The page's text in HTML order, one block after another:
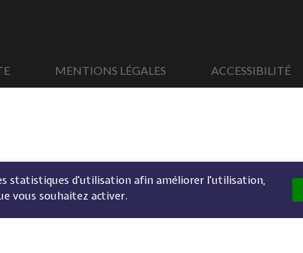
statistiques d'utilisation afin améliorer l'utilisation,
vous souhaitez activer.
MENTIONS LÉGALES ACCESSIBILITÉ